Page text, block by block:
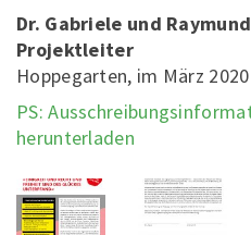
Dr. Gabriele und
Projektleiter
Hoppegarten, im März 2020
PS:
herunterladen